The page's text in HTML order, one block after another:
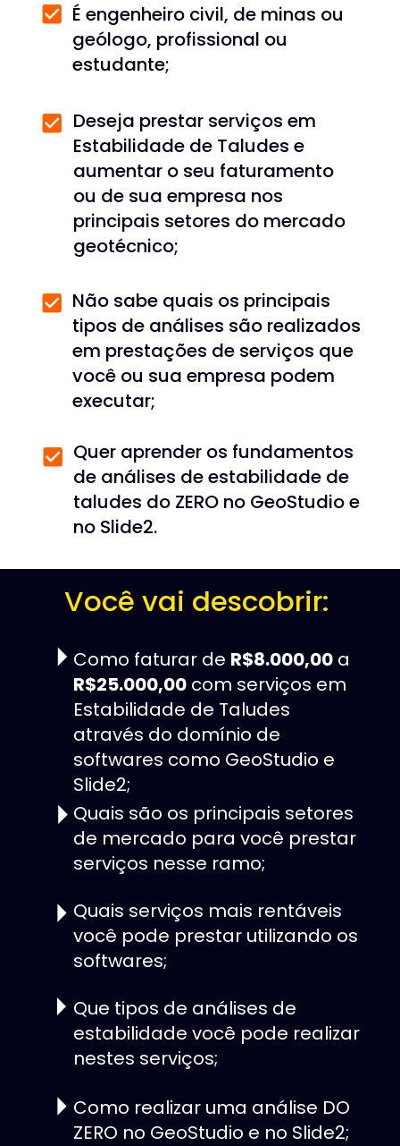
É engenheiro civil, de minas ou
geólogo, profissional ou
estudante;
Deseja prestar serviços em
Estabilidade de Taludes e
aumentar o seu faturamento
ou de sua empresa nos
principais setores do mercado
geotécnico;
Não sabe quais os principais
tipos de análises são realizados
em prestações de serviços que
você ou sua empresa podem
executar;
Quer aprender os fundamentos
de análises de estabilidade de
taludes do ZERO no GeoStudio e
no Slide2.
Você vai descobrir:
Como faturar de R$8.000,00
R$25.000,00 com serviços em
Estabilidade de Taludes
através do domínio de
softwares como GeoStudio e
Slide2;
Quais são os principais setores
de mercado para você prestar
serviços nesse ramo;
Quais serviços mais rentáveis
você pode prestar utilizando os
softwares;
Que tipos de análises de
estabilidade você pode realizar
nestes serviços;
Como realizar uma análise DO
ZERO no GeoStudio e no Slide2;